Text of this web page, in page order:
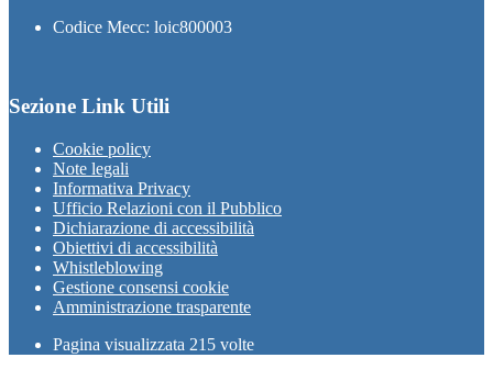
Codice Mecc: loic800003
Sezione Link Utili
Cookie policy
Note legali
Informativa Privacy
Ufficio Relazioni con il Pubblico
Dichiarazione di accessibilità
Obiettivi di accessibilità
Whistleblowing
Gestione consensi cookie
Amministrazione trasparente
Pagina visualizzata 215 volte